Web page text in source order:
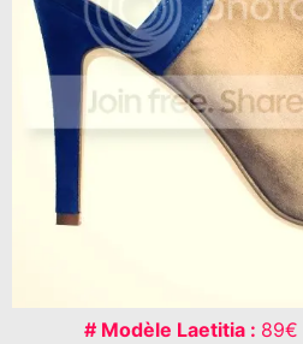
# Modèle Laetitia : 89€